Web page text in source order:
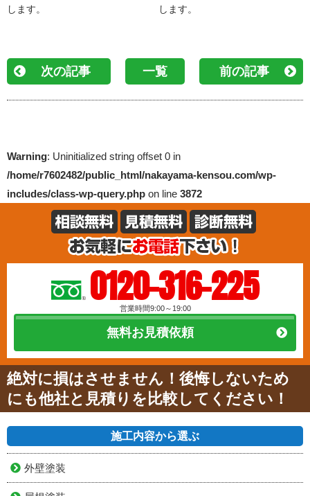
します。
します。
次の記事 一覧 前の記事
Warning: Uninitialized string offset 0 in
/home/r7602482/public_html/nakayama-kensou.com/wp-
includes/class-wp-query.php on line 3872
0120-316-225
営業時間9:00～19:00
無料お見積依頼
絶対に損はさせません！後悔しないため
にも他社と見積りを比較してください！
施工内容から選ぶ
外壁塗装